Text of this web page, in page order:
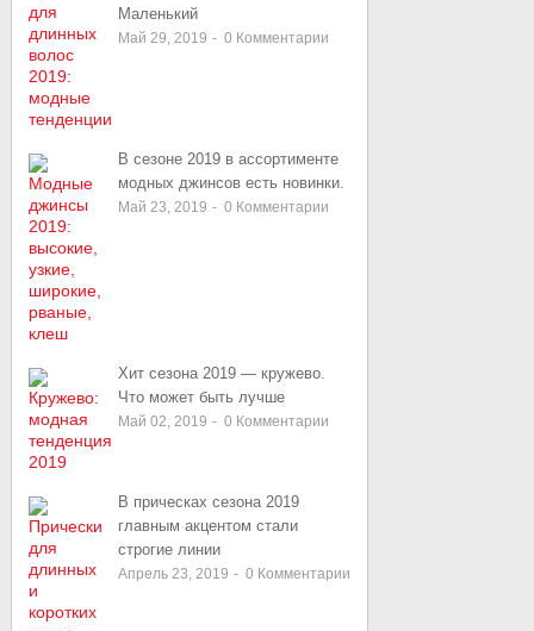
Маленький
Май 29, 2019 - 0 Комментарии
В сезоне 2019 в ассортименте
модных джинсов есть новинки.
Май 23, 2019 - 0 Комментарии
Хит сезона 2019 — кружево.
Что может быть лучше
Май 02, 2019 - 0 Комментарии
В прическах сезона 2019
главным акцентом стали
строгие линии
Апрель 23, 2019 - 0 Комментарии